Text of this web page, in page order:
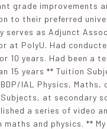
grade improvements
to their preferred
serves as Adjunct
at PolyU. Had
10 years. Had been a
15 years ** Tuition
IAL Physics, Maths,
at secondary
a series of video
maths and physics. **